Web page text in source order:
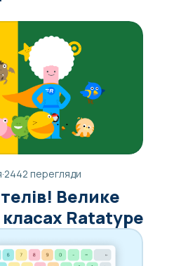
·2442 перегляди
Велике
Ratatype